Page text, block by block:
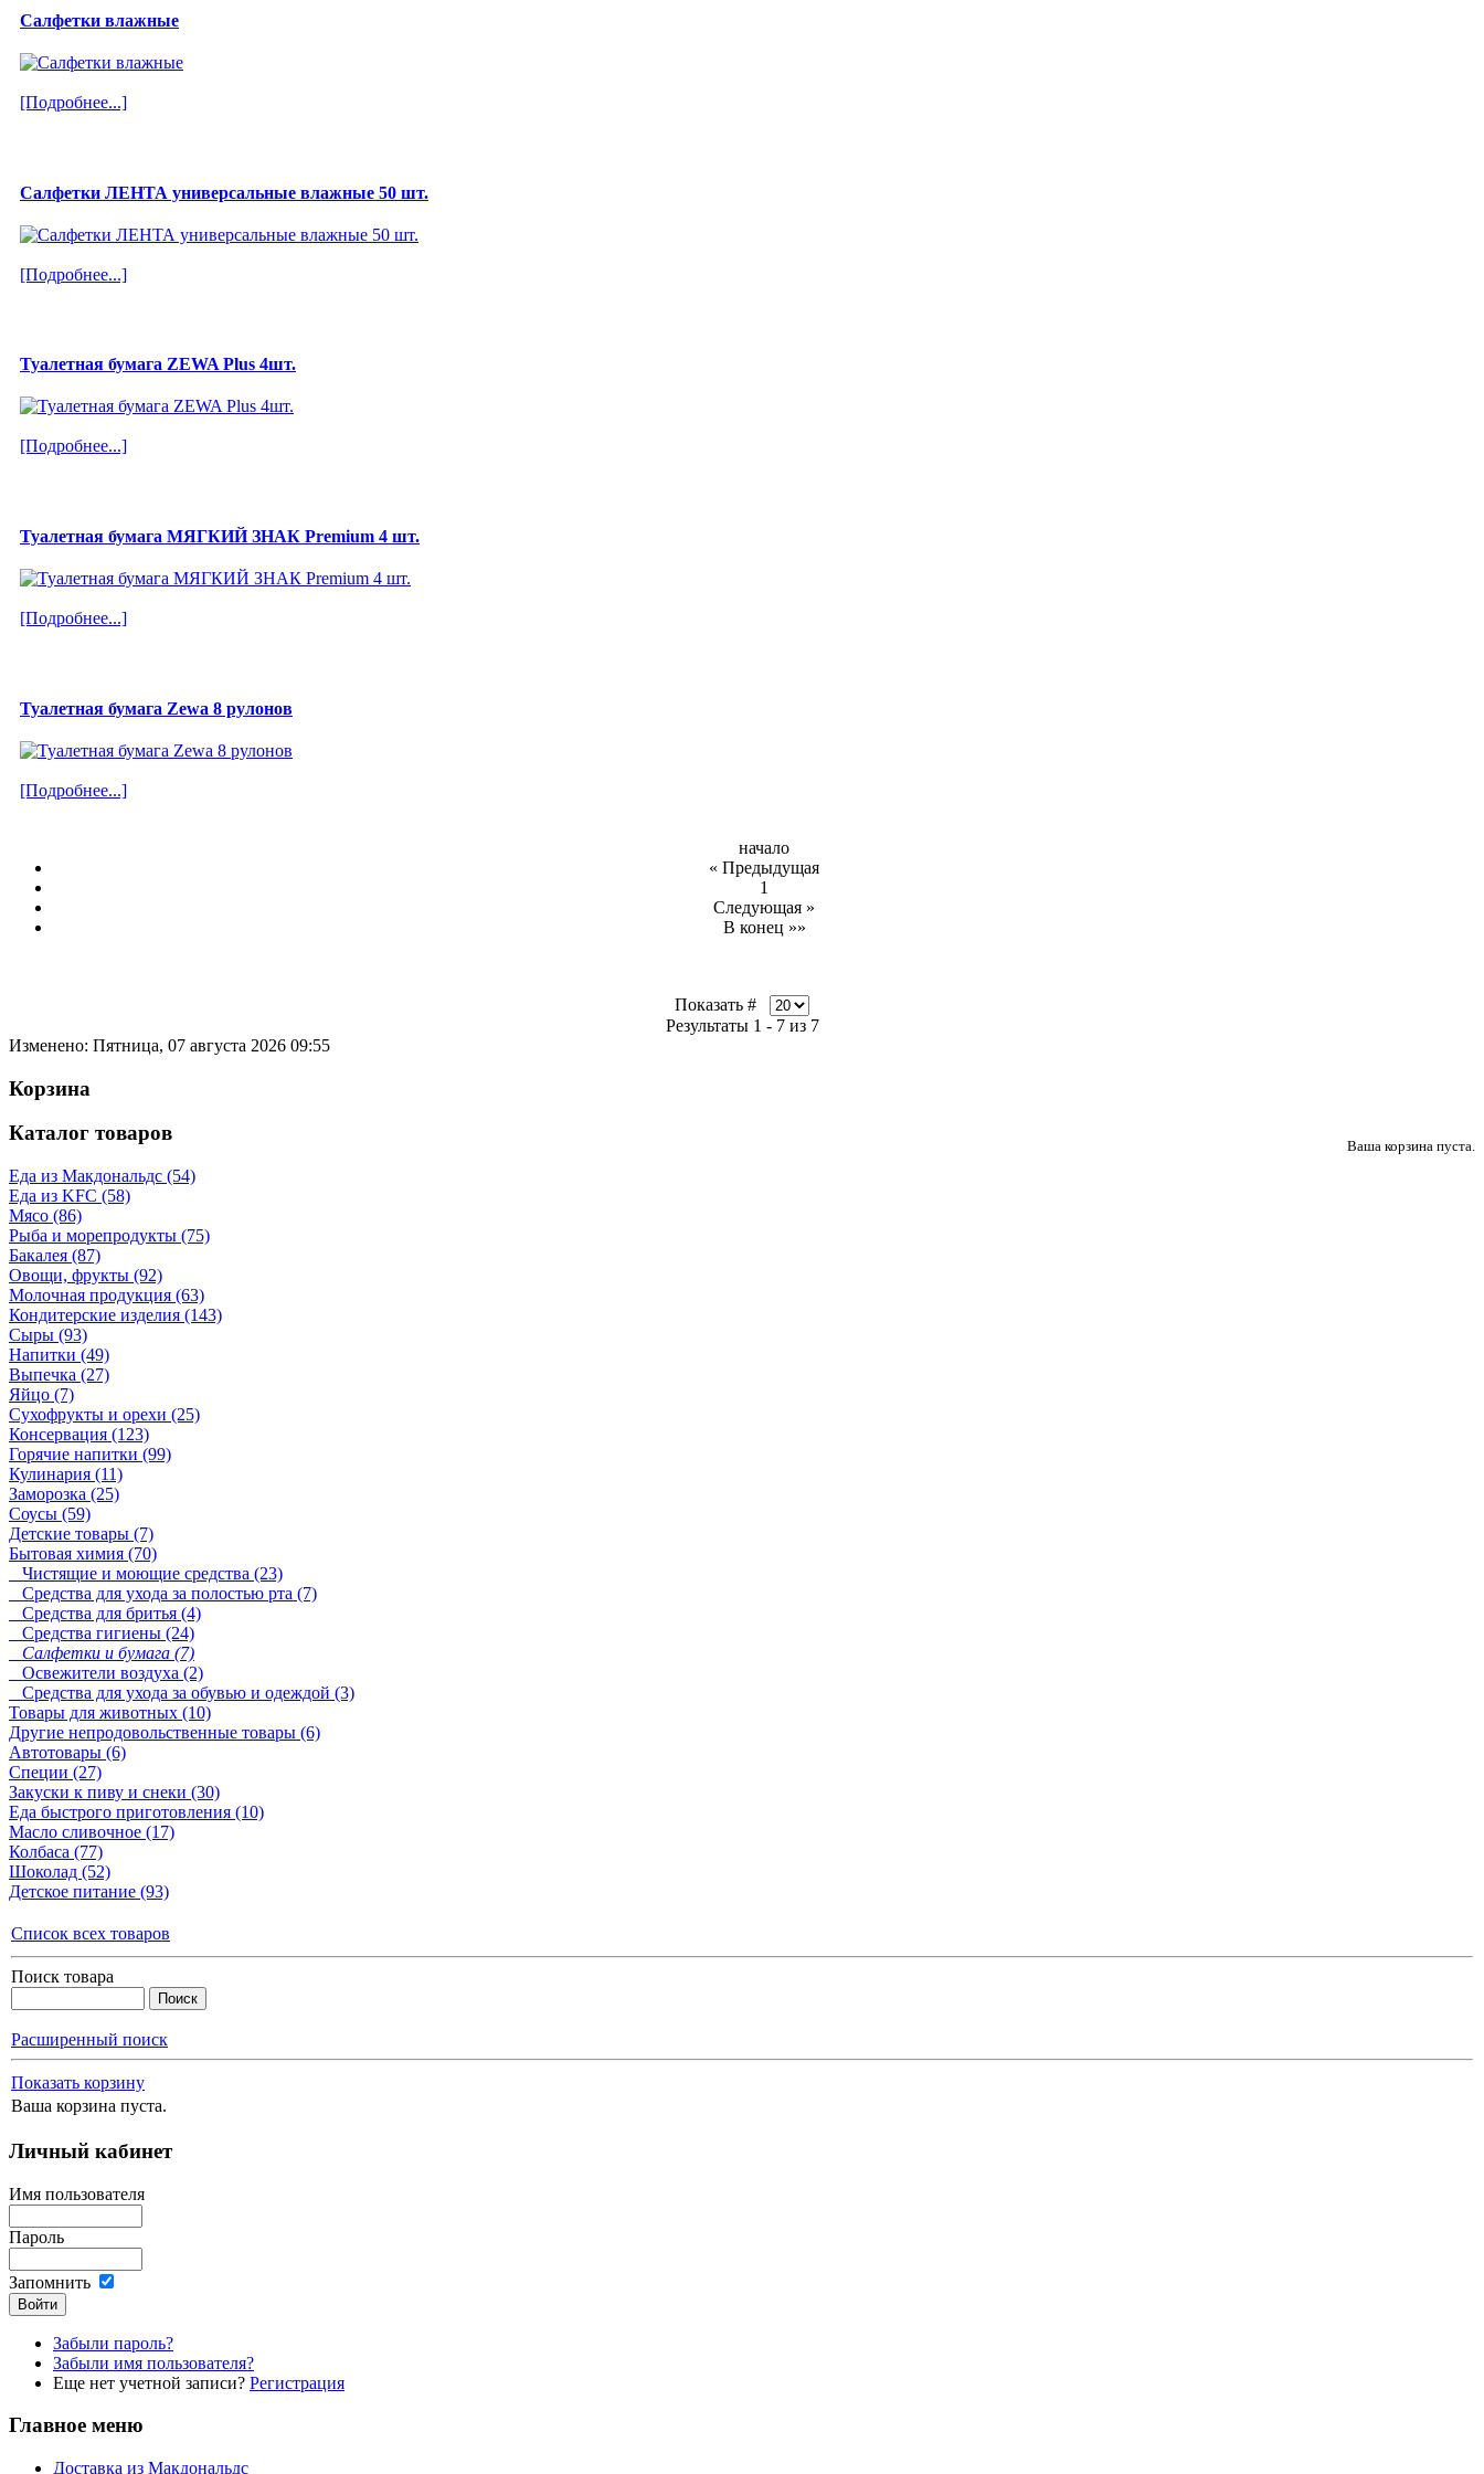
Салфетки влажные
[Подробнее...]
Салфетки ЛЕНТА универсальные влажные 50 шт.
[Подробнее...]
Туалетная бумага ZEWA Plus 4шт.
[Подробнее...]
Туалетная бумага МЯГКИЙ ЗНАК Premium 4 шт.
[Подробнее...]
Туалетная бумага Zewa 8 рулонов
[Подробнее...]
начало
« Предыдущая
1
Следующая »
В конец »»
Показать #
Результаты 1 - 7 из 7
Изменено: Пятница, 07 августа 2026 09:55
Корзина
Ваша корзина пуста.
Каталог товаров
Еда из Макдональдс (54)
Еда из KFC (58)
Мясо (86)
Рыба и морепродукты (75)
Бакалея (87)
Овощи, фрукты (92)
Молочная продукция (63)
Кондитерские изделия (143)
Сыры (93)
Напитки (49)
Выпечка (27)
Яйцо (7)
Сухофрукты и орехи (25)
Консервация (123)
Горячие напитки (99)
Кулинария (11)
Заморозка (25)
Соусы (59)
Детские товары (7)
Бытовая химия (70)
Чистящие и моющие средства (23)
Средства для ухода за полостью рта (7)
Средства для бритья (4)
Средства гигиены (24)
Салфетки и бумага (7)
Освежители воздуха (2)
Средства для ухода за обувью и одеждой (3)
Товары для животных (10)
Другие непродовольственные товары (6)
Автотовары (6)
Специи (27)
Закуски к пиву и снеки (30)
Еда быстрого приготовления (10)
Масло сливочное (17)
Колбаса (77)
Шоколад (52)
Детское питание (93)
Список всех товаров
Поиск товара
Расширенный поиск
Показать корзину
Ваша корзина пуста.
Личный кабинет
Имя пользователя
Пароль
Запомнить
Забыли пароль?
Забыли имя пользователя?
Еще нет учетной записи? Регистрация
Главное меню
Доставка из Макдональдс